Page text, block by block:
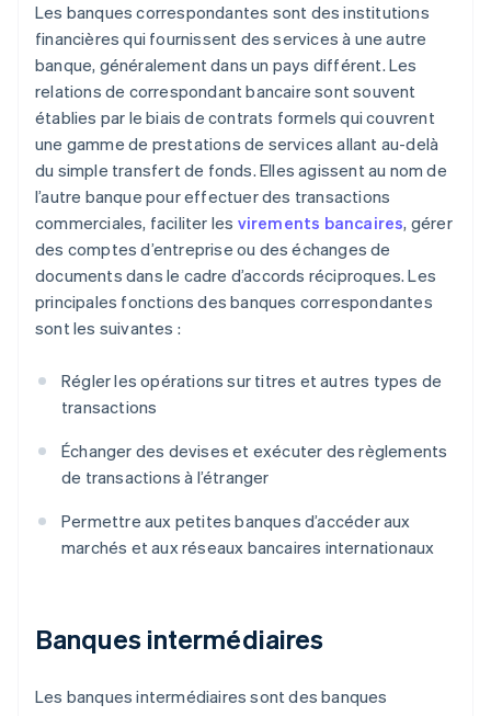
Les banques correspondantes sont des institutions
financières qui fournissent des services à une autre
banque, généralement dans un pays différent. Les
relations de correspondant bancaire sont souvent
établies par le biais de contrats formels qui couvrent
une gamme de prestations de services allant au-delà
du simple transfert de fonds. Elles agissent au nom de
l’autre banque pour effectuer des transactions
commerciales, faciliter les virements bancaires, gérer
des comptes d’entreprise ou des échanges de
documents dans le cadre d’accords réciproques. Les
principales fonctions des banques correspondantes
sont les suivantes :
Régler les opérations sur titres et autres types de
transactions
Échanger des devises et exécuter des règlements
de transactions à l’étranger
Permettre aux petites banques d’accéder aux
marchés et aux réseaux bancaires internationaux
Banques intermédiaires
Les banques intermédiaires sont des banques